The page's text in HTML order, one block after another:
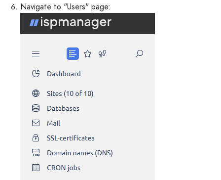
Navigate to "Users" page: